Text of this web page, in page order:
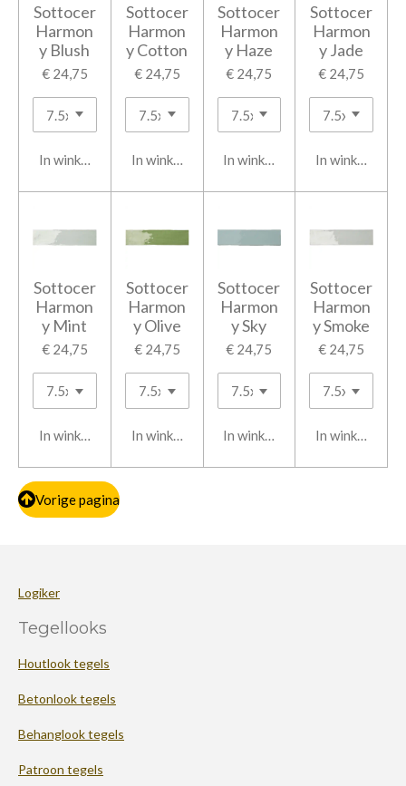
Sottocer
Harmon
y Blush
€ 24,75
In winkelwagen
Sottocer
Harmon
y Cotton
€ 24,75
In winkelwagen
Sottocer
Harmon
y Haze
€ 24,75
In winkelwagen
Sottocer
Harmon
y Jade
€ 24,75
In
Sottocer
Harmon
y Mint
€ 24,75
In winkelwagen
Sottocer
Harmon
y Olive
€ 24,75
In winkelwagen
Sottocer
Harmon
y Sky
€ 24,75
In winkelwagen
Sottocer
Harmon
y Smoke
€ 24,75
In
Vorige pagina
Logiker
Tegellooks
Houtlook tegels
Betonlook tegels
Behanglook tegels
Patroon tegels